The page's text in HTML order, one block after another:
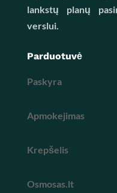
lankstų planų
verslui.
Parduotuvė
Paskyra
Apmokejimas
Krepšelis
Osmosas.lt